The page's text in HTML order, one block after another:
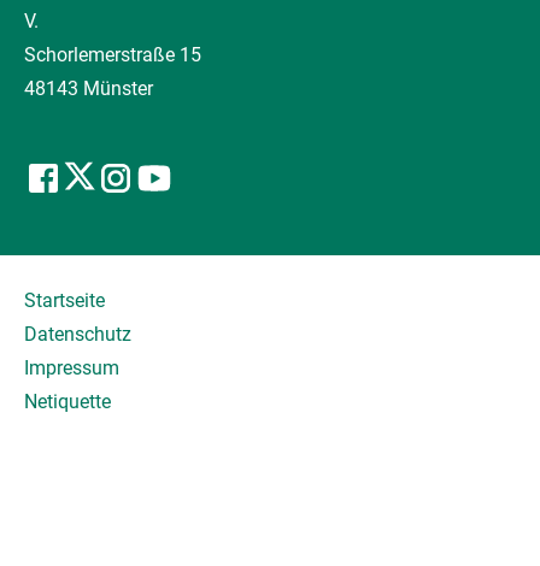
V.
Schorlemerstraße 15
48143 Münster
Startseite
Datenschutz
Impressum
Netiquette